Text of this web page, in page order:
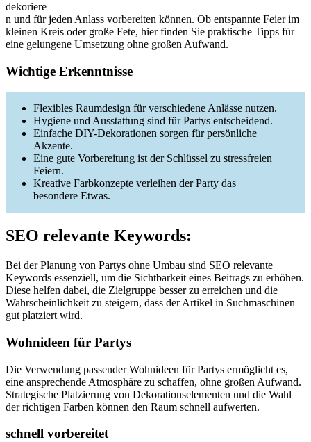
dekoriere
n und für jeden Anlass vorbereiten können. Ob entspannte Feier im
kleinen Kreis oder große Fete, hier finden Sie praktische Tipps für
eine gelungene Umsetzung ohne großen Aufwand.
Wichtige Erkenntnisse
Flexibles Raumdesign für verschiedene Anlässe nutzen.
Hygiene und Ausstattung sind für Partys entscheidend.
Einfache DIY-Dekorationen sorgen für persönliche
Akzente.
Eine gute Vorbereitung ist der Schlüssel zu stressfreien
Feiern.
Kreative Farbkonzepte verleihen der Party das
besondere Etwas.
SEO relevante Keywords:
Bei der Planung von Partys ohne Umbau sind SEO relevante
Keywords essenziell, um die Sichtbarkeit eines Beitrags zu erhöhen.
Diese helfen dabei, die Zielgruppe besser zu erreichen und die
Wahrscheinlichkeit zu steigern, dass der Artikel in Suchmaschinen
gut platziert wird.
Wohnideen für Partys
Die Verwendung passender Wohnideen für Partys ermöglicht es,
eine ansprechende Atmosphäre zu schaffen, ohne großen Aufwand.
Strategische Platzierung von Dekorationselementen und die Wahl
der richtigen Farben können den Raum schnell aufwerten.
schnell vorbereitet